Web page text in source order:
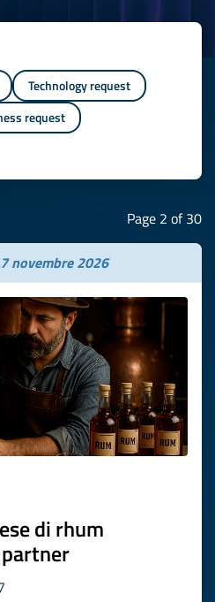
Technology request
request
Page 2 of 30
novembre 2026
di rhum